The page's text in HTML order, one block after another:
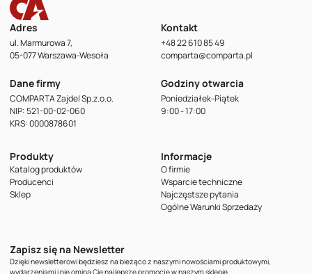
Adres
ul. Marmurowa 7,
05-077 Warszawa-Wesoła
Kontakt
+48 22 610 85 49
comparta@comparta.pl
Dane firmy
COMPARTA Zajdel Sp.z.o.o.
NIP: 521-00-02-060
KRS: 0000878601
Godziny otwarcia
Poniedziałek-Piątek
9:00 - 17:00
Zapisz się na Newsletter
Dzięki newsletterowi będziesz na bieżąco z naszymi nowościami produktowymi,
wydarzeniami i nie ominą Cię najlepsze promocje w naszym sklepie.
Produkty
Katalog produktów
Producenci
Sklep
Informacje
O firmie
Wsparcie techniczne
Najczęstsze pytania
Ogólne Warunki Sprzedaży